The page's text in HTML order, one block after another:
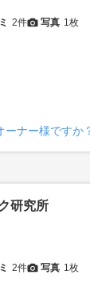
2件 写真 1枚
ーナー様ですか
研究所
2件 写真 1枚